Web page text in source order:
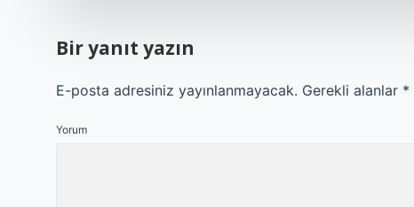
Bir yanıt yazın
E-posta adresiniz yayınlanmayacak. Gerekli alanlar *
Yorum